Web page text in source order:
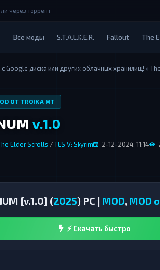
через торрент
Все моды S.T.A.L.K.E.R. Fallout The
Google диска или других облачных хранилищ! »
ОТ TROIKA MT
v.1.0
Elder Scrolls / TES V: Skyrim 2-12-2024, 11:14
[v.1.0] (2025) PC | MOD, MOD
⚡ Скачать быстро